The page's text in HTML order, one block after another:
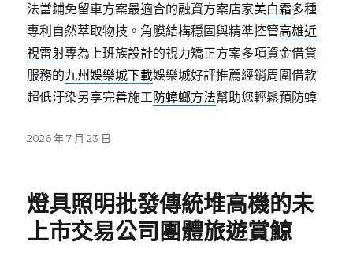
法當鋪免留車方案最適合的融資方案店家美白霜多種
專利自然萃取物技。角膜結構穩固與精準控管高雄近
視雷射專為上班族設計的視力矯正方案多項資金借貸
服務的九州娛樂城下載娛樂城好評推薦經銷周圍借款
超低汙染另享完善施工防蟑螂方法幫助您輕鬆預防蟑
發
2026 年 7 月 23 日
燈具照明批發傳統堆高機的未
上市交易公司團體旅遊賞鯨